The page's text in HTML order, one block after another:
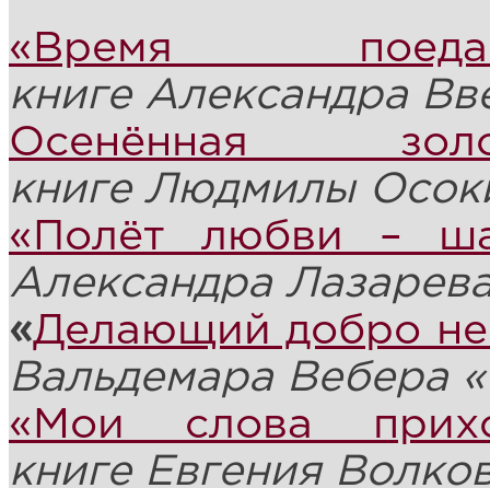
«Время
книге Александра
Осенённая
книге Людмилы
«Полёт любви –
Александра
«Делающий добро не
Вальдемара Вебера
«Мои слова
книге Евгения